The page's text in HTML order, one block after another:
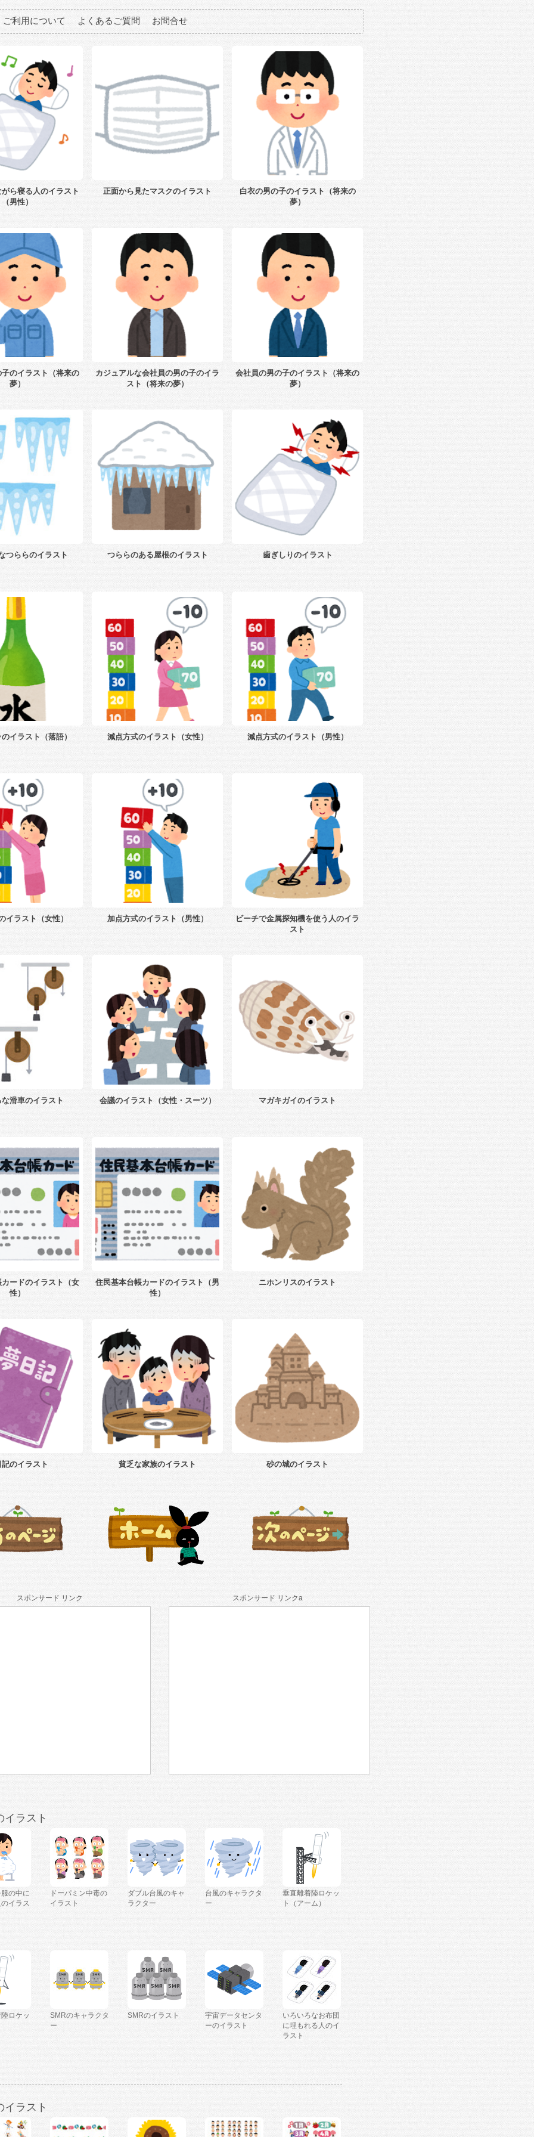
ご利用について よくあるご質問 お問合せ
ら寝る人のイラスト
（男性）
正面から見たマスクのイラスト
白衣の男の子のイラスト（将来の
夢）
のイラスト（将来の
夢）
カジュアルな会社員の男の子のイラ
スト（将来の夢）
会社員の男の子のイラスト（将来の
夢）
つららのイラスト つららのある屋根のイラスト 歯ぎしりのイラスト
イラスト（落語） 減点方式のイラスト（女性） 減点方式のイラスト（男性）
イラスト（女性） 加点方式のイラスト（男性）
ビーチで金属探知機を使う人のイラ
スト
滑車のイラスト 会議のイラスト（女性・スーツ） マガキガイのイラスト
ードのイラスト（女
性）
住民基本台帳カードのイラスト（男
性）
ニホンリスのイラスト
のイラスト 貧乏な家族のイラスト 砂の城のイラスト
スポンサード リンク スポンサード リンクa
イラスト
の中に
イラス
ドーパミン中毒の
イラスト
ダブル台風のキャ
ラクター
台風のキャラクタ
ー
垂直離着陸ロケッ
ト（アーム）
ロケッ
SMRのキャラクタ
ー
SMRのイラスト
宇宙データセンタ
ーのイラスト
いろいろなお布団
に埋もれる人のイ
ラスト
イラスト